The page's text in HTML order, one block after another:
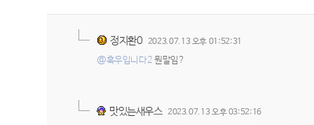
정지환0 2023.07.13 오후 01:52:31
@흑우입니다2 뭔말임?
맛있는새우스 2023.07.13 오후 03:52:16